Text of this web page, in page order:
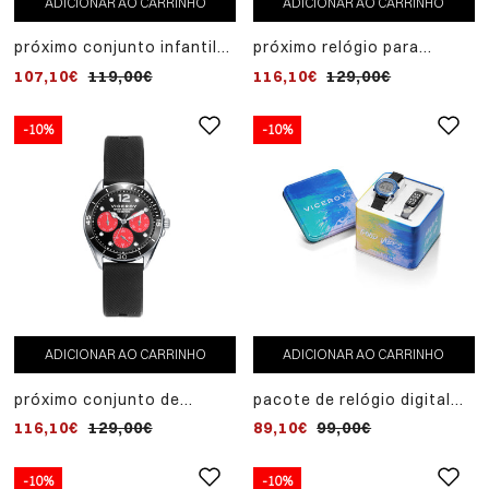
próximo conjunto infantil
milanesa de aço e pulseira
107,10€ 119,00€
próximo relógio para
aço e pulseira de couro
116,10€ 129,00€
-10%
ADICIONAR AO CARRINHO
próximo conjunto de
pulseira preta e pulseira de
116,10€ 129,00€
-10%
ADICIONAR AO CARRINHO
pacote de relógio digital
pulseira em aço e pulseira
camuflada
89,10€ 99,00€
-10% -10%